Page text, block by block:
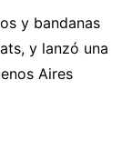
y bandanas
y lanzó una
Aires